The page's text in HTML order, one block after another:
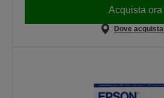
Acquista ora
Dove